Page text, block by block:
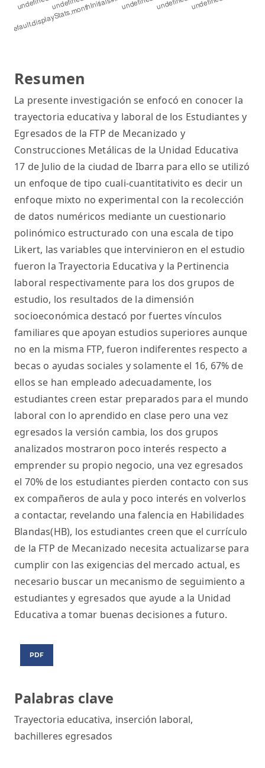
Palabras clave
Trayectoria educativa, inserción laboral,
bachilleres egresados
Resumen
La presente investigación se enfocó en conocer la
trayectoria educativa y laboral de los Estudiantes y
Egresados de la FTP de Mecanizado y
Construcciones Metálicas de la Unidad Educativa
17 de Julio de la ciudad de Ibarra para ello se utilizó
un enfoque de tipo cuali-cuantitativito es decir un
enfoque mixto no experimental con la recolección
de datos numéricos mediante un cuestionario
polinómico estructurado con una escala de tipo
Likert, las variables que intervinieron en el estudio
fueron la Trayectoria Educativa y la Pertinencia
laboral respectivamente para los dos grupos de
estudio, los resultados de la dimensión
socioeconómica destacó por fuertes vínculos
familiares que apoyan estudios superiores aunque
no en la misma FTP, fueron indiferentes respecto a
becas o ayudas sociales y solamente el 16, 67% de
ellos se han empleado adecuadamente, los
estudiantes creen estar preparados para el mundo
laboral con lo aprendido en clase pero una vez
egresados la versión cambia, los dos grupos
analizados mostraron poco interés respecto a
emprender su propio negocio, una vez egresados
el 70% de los estudiantes pierden contacto con sus
ex compañeros de aula y poco interés en volverlos
a contactar, revelando una falencia en Habilidades
Blandas(HB), los estudiantes creen que el currículo
de la FTP de Mecanizado necesita actualizarse para
cumplir con las exigencias del mercado actual, es
necesario buscar un mecanismo de seguimiento a
estudiantes y egresados que ayude a la Unidad
Educativa a tomar buenas decisiones a futuro.
PDF